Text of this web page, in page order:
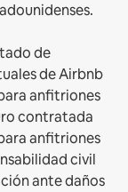
de
de Airbnb
anfitriones
contratada
anfitriones
civil
ante daños